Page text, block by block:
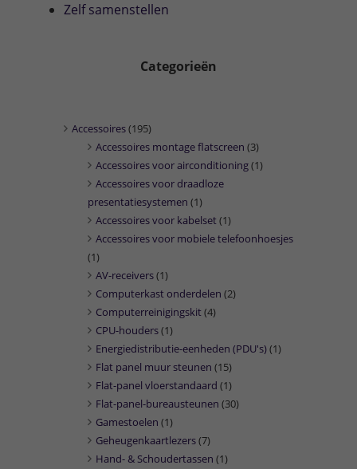
Zelf samenstellen
Categorieën
Accessoires(195)
Accessoires montage flatscreen (3)
Accessoires voor airconditioning(1)
Accessoires voor draadloze
presentatiesystemen (1)
Accessoires voor kabelset(1)
Accessoires voor mobiele telefoonhoesjes
(1)
AV-receivers(1)
Computerkast onderdelen (2)
Computerreinigingskit(4)
CPU-houders(1)
Energiedistributie-eenheden (PDU's)(1)
Flat panel muur steunen (15)
Flat-panel vloerstandaard (1)
Flat-panel-bureausteunen (30)
Gamestoelen (1)
Geheugenkaartlezers(7)
Hand- & Schoudertassen (1)